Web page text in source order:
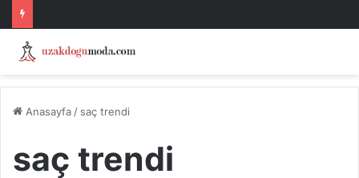
Anasayfa / saç trendi
saç trendi